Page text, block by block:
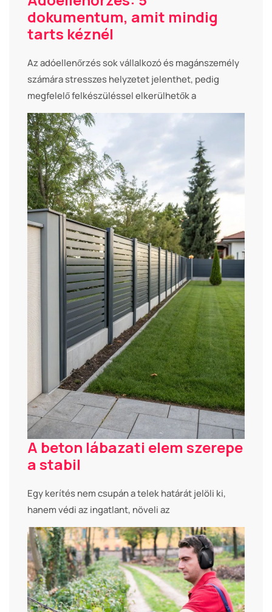
dokumentum, amit mindig
tarts kéznél
Az adóellenőrzés sok vállalkozó és magánszemély
számára stresszes helyzetet jelenthet, pedig
megfelelő felkészüléssel elkerülhetők a
A beton lábazati elem szerepe
a stabil
Egy kerítés nem csupán a telek határát jelöli ki,
hanem védi az ingatlant, növeli az